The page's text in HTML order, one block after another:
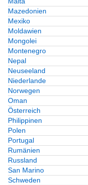
Mazedonien
Mexiko
Moldawien
Mongolei
Montenegro
Nepal
Neuseeland
Niederlande
Norwegen
Oman
Österreich
Philippinen
Polen
Portugal
Rumänien
Russland
San Marino
Schweden